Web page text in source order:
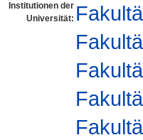
Institutionen der
Universität: